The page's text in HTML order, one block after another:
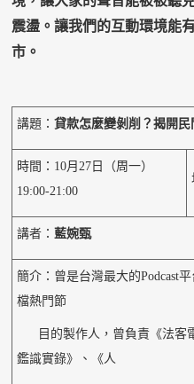
震盪。讓我們的互動環境能
市。
講題：貸款怎麼變剝削？揭開
時間：10月27日（周一）
19:00-21:00
講者：藍婉甄
簡介：曾是台灣最大的Podcast
檔熱門節
目的製作人，曾負責《法客
鑑識實錄》、《人